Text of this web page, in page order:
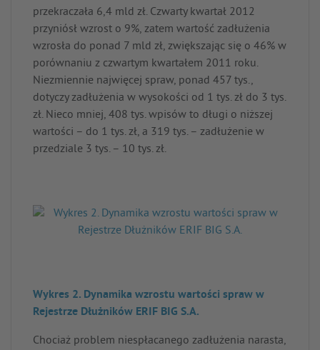
przekraczała 6,4 mld zł. Czwarty kwartał 2012
przyniósł wzrost o 9%, zatem wartość zadłużenia
wzrosła do ponad 7 mld zł, zwiększając się o 46% w
porównaniu z czwartym kwartałem 2011 roku.
Niezmiennie najwięcej spraw, ponad 457 tys.,
dotyczy zadłużenia w wysokości od 1 tys. zł do 3 tys.
zł. Nieco mniej, 408 tys. wpisów to długi o niższej
wartości – do 1 tys. zł, a 319 tys. – zadłużenie w
przedziale 3 tys. – 10 tys. zł.
Wykres 2. Dynamika wzrostu wartości spraw w
Rejestrze Dłużników ERIF BIG S.A.
Chociaż problem niespłacanego zadłużenia narasta,